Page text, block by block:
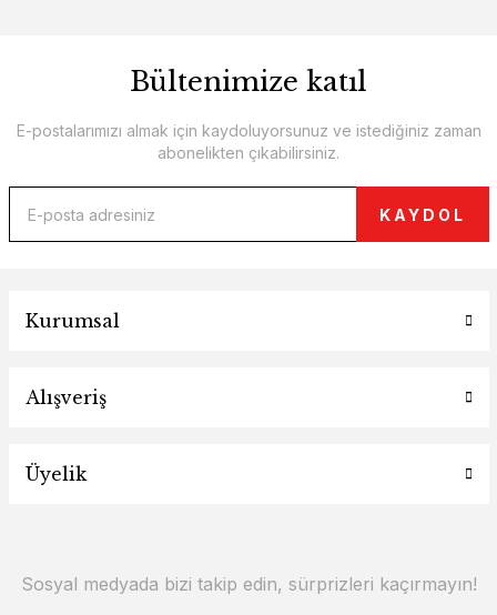
Bültenimize katıl
E-postalarımızı almak için kaydoluyorsunuz ve istediğiniz zaman
abonelikten çıkabilirsiniz.
KAYDOL
Kurumsal
Alışveriş
Üyelik
Sosyal medyada bizi takip edin, sürprizleri kaçırmayın!